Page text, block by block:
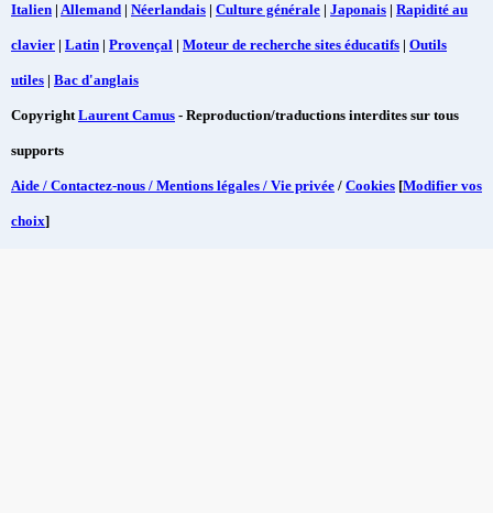
Italien | Allemand | Néerlandais | Culture générale | Japonais | Rapidité au
clavier | Latin | Provençal | Moteur de recherche sites éducatifs | Outils
utiles | Bac d'anglais
CopyrightLaurent Camus - Reproduction/traductions interdites sur tous
supports
Aide / Contactez-nous / Mentions légales / Vie privée / Cookies [Modifier vos
choix]